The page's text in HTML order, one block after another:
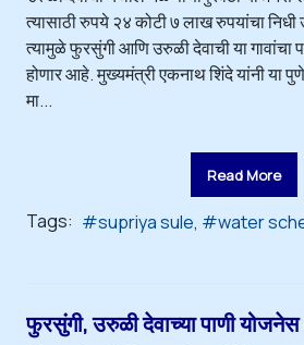
त्यासाठी रुपये २४ कोटी ७ लाख रुपयांचा
त्यामुळे फुरसुंगी आणि उरुळी देवाची या गावांचा
होणार आहे. मुख्यमंत्री एकनाथ शिंदे यांनी या
मा...
Read More
Tags: supriya sule water
फुरसुंगी, उरुळी देवाच्या पाणी योजनेस